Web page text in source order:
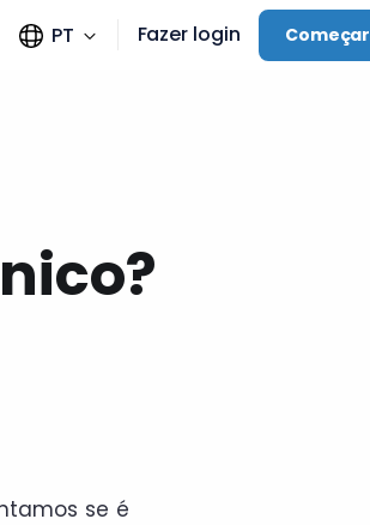
PT Fazer login Começar
se é